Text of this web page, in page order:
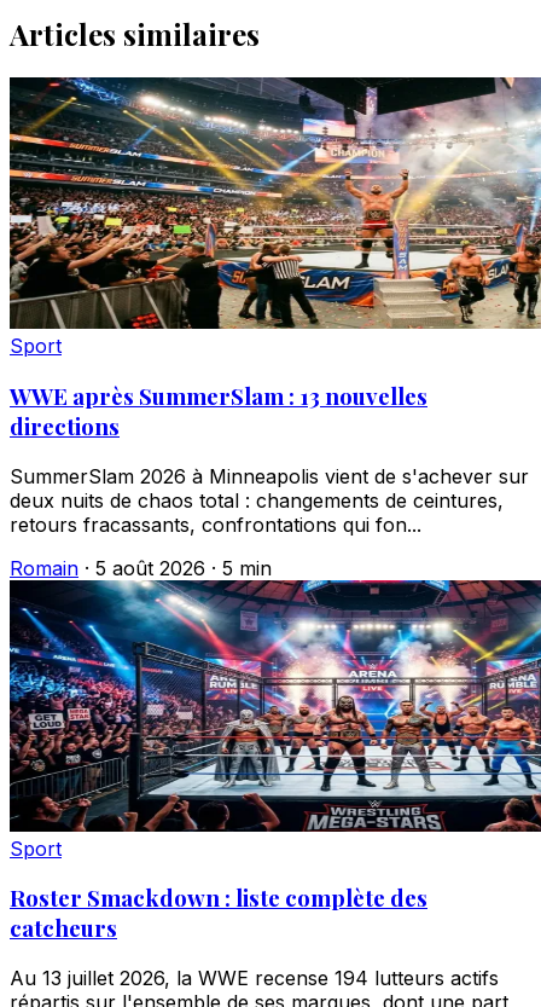
Articles similaires
Sport
WWE après SummerSlam : 13 nouvelles
directions
SummerSlam 2026 à Minneapolis vient de s'achever sur
deux nuits de chaos total : changements de ceintures,
retours fracassants, confrontations qui fon...
Romain · 5 août 2026 · 5 min
Sport
Roster Smackdown : liste complète des
catcheurs
Au 13 juillet 2026, la WWE recense 194 lutteurs actifs